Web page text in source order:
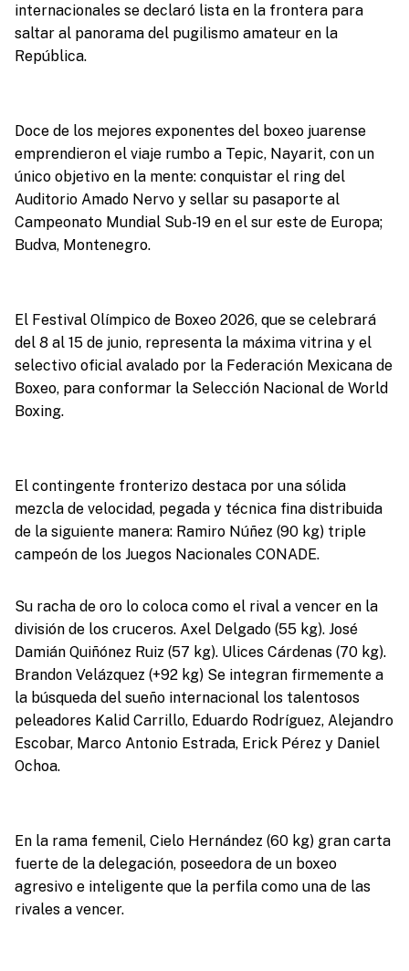
internacionales se declaró lista en la frontera para
saltar al panorama del pugilismo amateur en la
República.
Doce de los mejores exponentes del boxeo juarense
emprendieron el viaje rumbo a Tepic, Nayarit, con un
único objetivo en la mente: conquistar el ring del
Auditorio Amado Nervo y sellar su pasaporte al
Campeonato Mundial Sub-19 en el sur este de Europa;
Budva, Montenegro.
El Festival Olímpico de Boxeo 2026, que se celebrará
del 8 al 15 de junio, representa la máxima vitrina y el
selectivo oficial avalado por la Federación Mexicana de
Boxeo, para conformar la Selección Nacional de World
Boxing.
El contingente fronterizo destaca por una sólida
mezcla de velocidad, pegada y técnica fina distribuida
de la siguiente manera: Ramiro Núñez (90 kg) triple
campeón de los Juegos Nacionales CONADE.
Su racha de oro lo coloca como el rival a vencer en la
división de los cruceros. Axel Delgado (55 kg). José
Damián Quiñónez Ruiz (57 kg). Ulices Cárdenas (70 kg).
Brandon Velázquez (+92 kg) Se integran firmemente a
la búsqueda del sueño internacional los talentosos
peleadores Kalid Carrillo, Eduardo Rodríguez, Alejandro
Escobar, Marco Antonio Estrada, Erick Pérez y Daniel
Ochoa.
En la rama femenil, Cielo Hernández (60 kg) gran carta
fuerte de la delegación, poseedora de un boxeo
agresivo e inteligente que la perfila como una de las
rivales a vencer.